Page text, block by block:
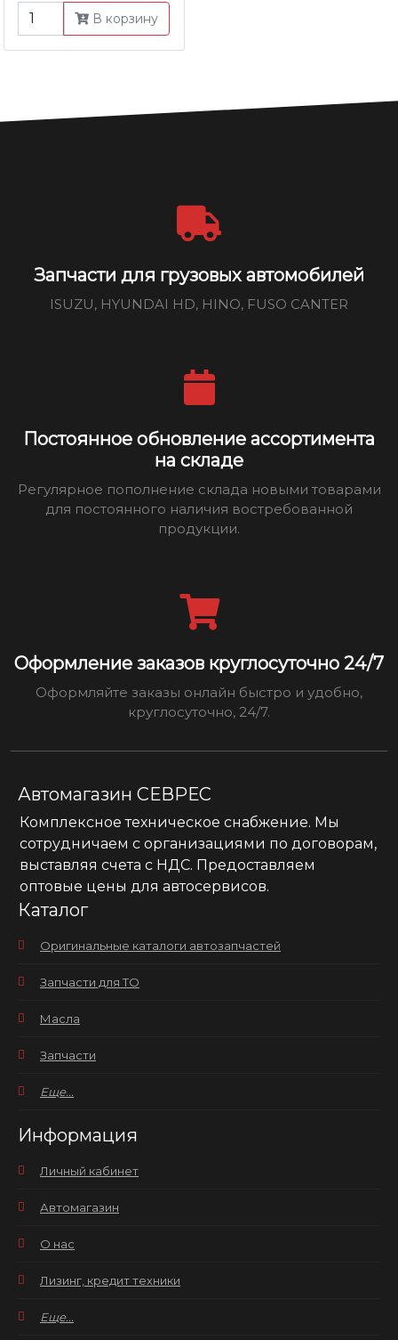
В корзину
Запчасти для грузовых автомобилей
ISUZU, HYUNDAI HD, HINO, FUSO CANTER
Постоянное обновление ассортимента
на складе
Регулярное пополнение склада новыми товарами
для постоянного наличия востребованной
продукции.
Оформление заказов круглосуточно 24/7
Оформляйте заказы онлайн быстро и удобно,
круглосуточно, 24/7.
Автомагазин СЕВРЕС
Комплексное техническое снабжение. Мы
сотрудничаем с организациями по договорам,
выставляя счета с НДС. Предоставляем
оптовые цены для автосервисов.
Каталог
Оригинальные каталоги автозапчастей
Запчасти для ТО
Масла
Запчасти
Еще...
Информация
Личный кабинет
Автомагазин
О нас
Лизинг, кредит техники
Еще...